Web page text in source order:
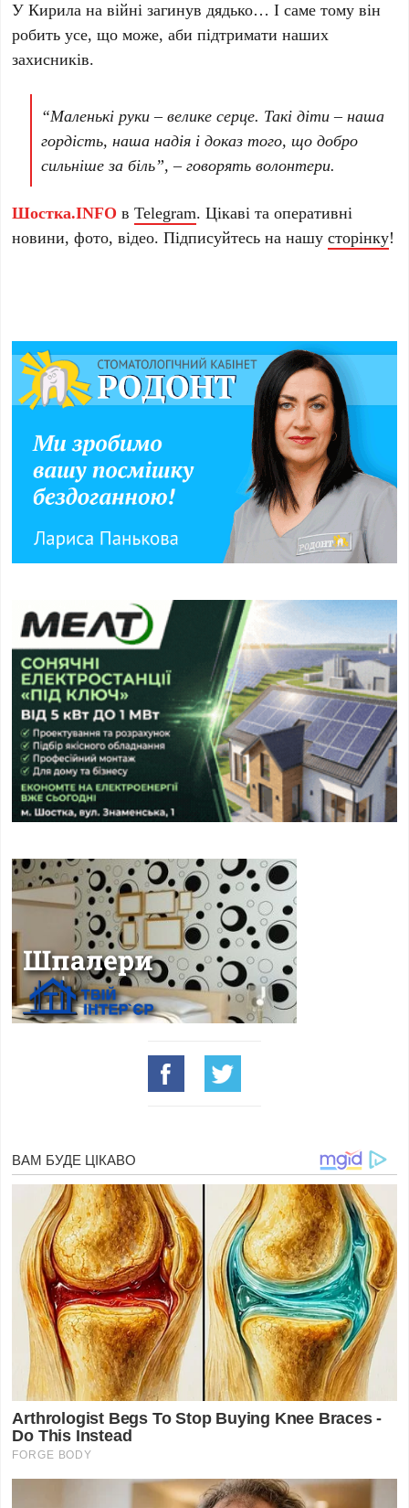
У Кирила на війні загинув дядько… І саме тому він
робить усе, що може, аби підтримати наших
захисників.
“Маленькі руки – велике серце. Такі діти – наша
гордість, наша надія і доказ того, що добро
сильніше за біль”, – говорять волонтери.
Шостка.INFO вTelegram. Цікаві та оперативні
новини, фото, відео. Підписуйтесь на нашусторінку!